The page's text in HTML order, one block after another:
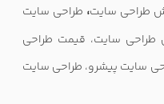
طراحی سایت، طراحی سایت
طراحی سایت، قیمت طراحی
سایت پیشرو، طراحی سایت